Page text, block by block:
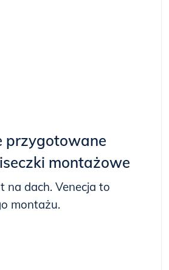
przygotowane
montażowe
na dach. Venecja to
montażu.